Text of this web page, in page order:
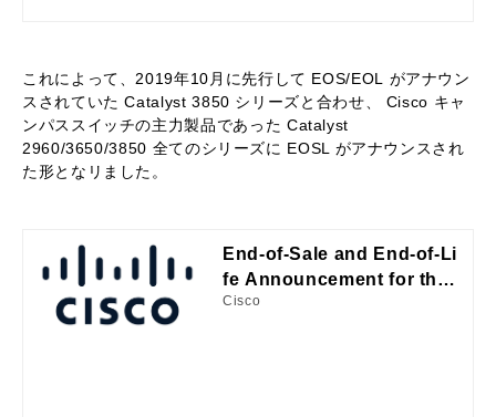
これによって、2019年10月に先行して EOS/EOL がアナウン
スされていた Catalyst 3850 シリーズと合わせ、 Cisco キャ
ンパススイッチの主力製品であった Catalyst
2960/3650/3850 全てのシリーズに EOSL がアナウンスされ
た形となリました。
End-of-Sale and End-of-Li
fe Announcement for the
Cisco Catalyst 3850 switc
Cisco